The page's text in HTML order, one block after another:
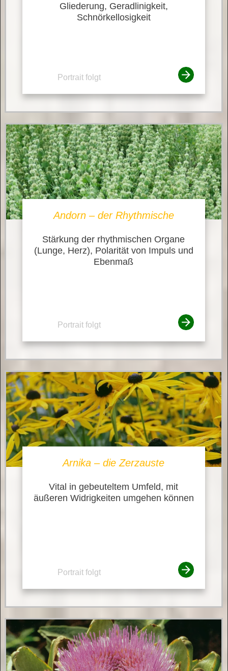
Gliederung, Geradlinigkeit,
Schnörkellosigkeit
Portrait folgt
Andorn – der Rhythmische
Stärkung der rhythmischen Organe
(Lunge, Herz), Polarität von Impuls und
Ebenmaß
Portrait folgt
Arnika – die Zerzauste
Vital in gebeuteltem Umfeld, mit
äußeren Widrigkeiten umgehen können
Portrait folgt